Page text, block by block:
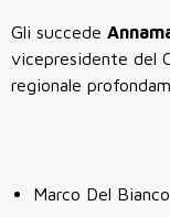
Gli succede
vicepresidente del
regionale
Marco Del